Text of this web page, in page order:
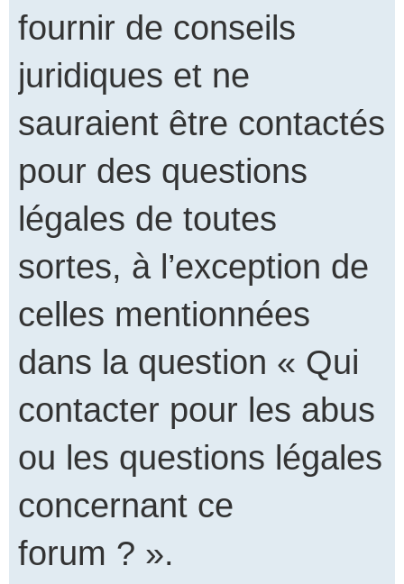
fournir de conseils
juridiques et ne
sauraient être contactés
pour des questions
légales de toutes
sortes, à l’exception de
celles mentionnées
dans la question « Qui
contacter pour les abus
ou les questions légales
concernant ce
forum ? ».